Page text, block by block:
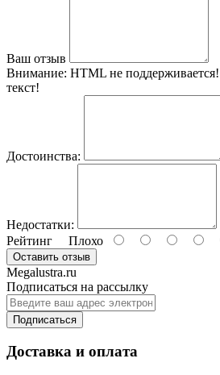
Ваш отзыв
Внимание: HTML не
текст!
Достоинства:
Недостатки:
Рейтинг Плохо
Оставить отзыв
Megalustra.ru
Подписаться на рассылку
Подписаться
Доставка и оплата